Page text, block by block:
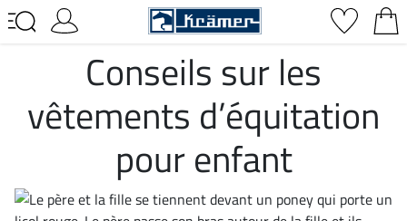
Conseils sur les
vêtements d’équitation
pour enfant